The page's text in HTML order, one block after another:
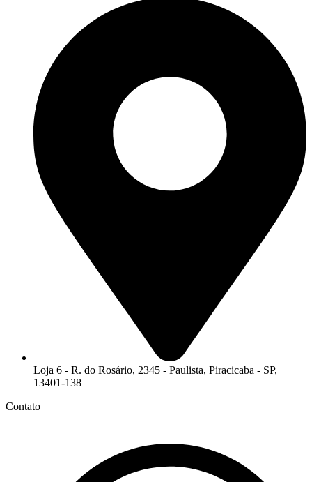
Loja 6 - R. do Rosário, 2345 - Paulista, Piracicaba - SP,
13401-138
Contato